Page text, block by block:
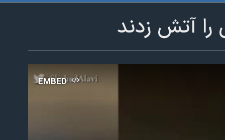
را آتش زدند
EMBED